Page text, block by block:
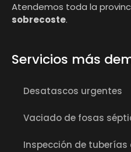
Atendemos toda la
sobrecoste.
Servicios más
Desatascos urgentes
Vaciado de fosas
Inspección de